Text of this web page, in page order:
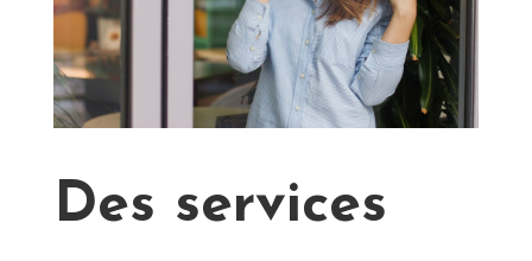
Des services